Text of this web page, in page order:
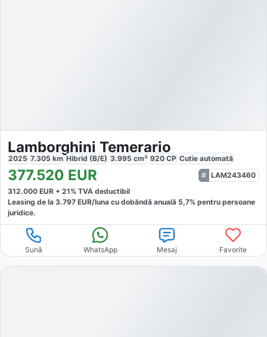
Lamborghini Temerario
2025 7.305 km Hibrid (B/E) 3.995 cm³ 920 CP Cutie automată
377.520 EUR
LAM243460
312.000 EUR + 21% TVA deductibil
Leasing de la 3.797 EUR/luna cu dobăndă anuală 5,7% pentru persoane
juridice.
Sună WhatsApp Mesaj Favorite